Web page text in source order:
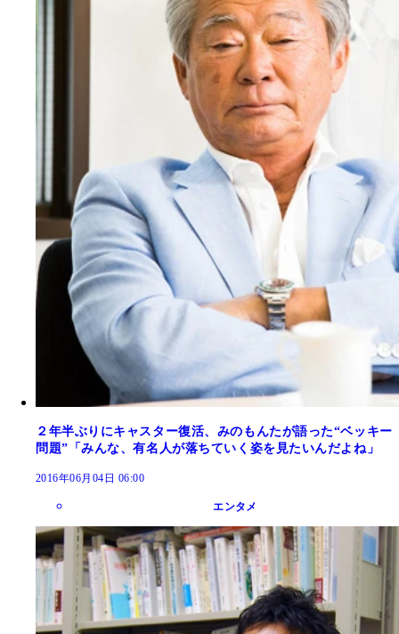
２年半ぶりにキャスター復活、みのもんたが語った“ベッキー
問題”「みんな、有名人が落ちていく姿を見たいんだよね」
2016年06月04日 06:00
エンタメ